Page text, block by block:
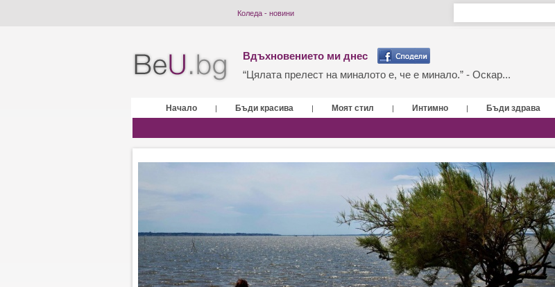
Коледа - новини
Вдъхновението ми днес
“Цялата прелест на миналото е, че е минало.” - Оскар...
Начало | Бъди красива | Моят стил | Интимно | Бъди здрава